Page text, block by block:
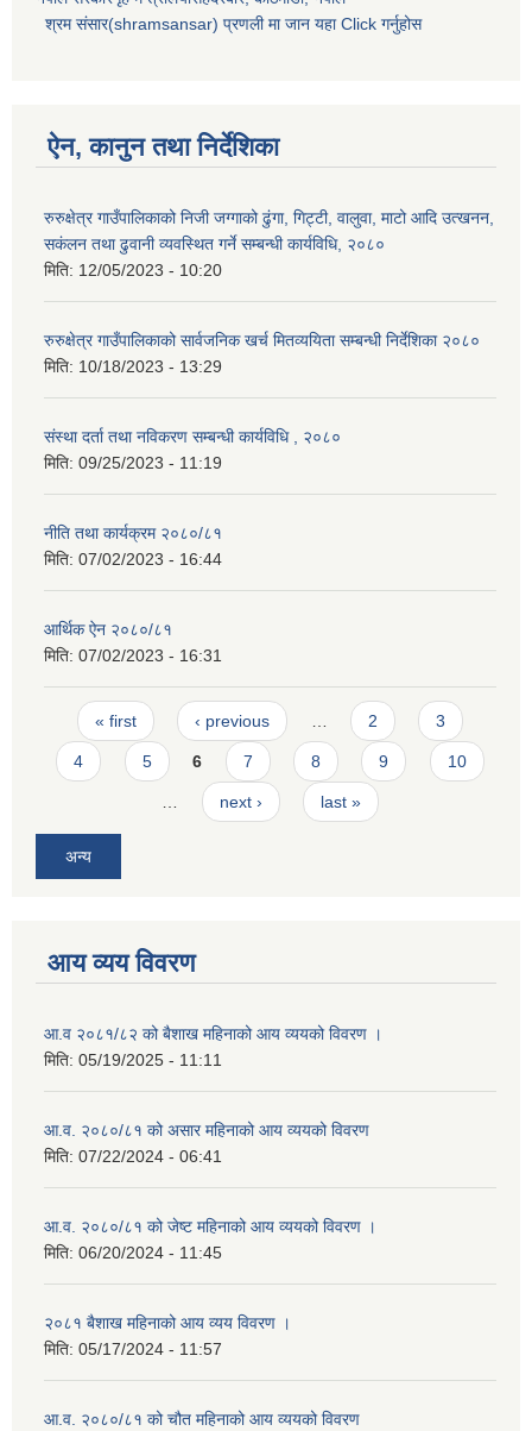
श्रम संसार(shramsansar) प्रणली मा जान यहा Click गर्नुहोस
ऐन, कानुन तथा निर्देशिका
रुरुक्षेत्र गाउँपालिकाको निजी जग्गाको ढुंगा, गिट्टी, वालुवा, माटो आदि उत्खनन,
सकंलन तथा ढुवानी व्यवस्थित गर्ने सम्बन्धी कार्यविधि, २०८०
मिति: 12/05/2023 - 10:20
रुरुक्षेत्र गाउँपालिकाको सार्वजनिक खर्च मितव्ययिता सम्बन्धी निर्देशिका २०८०
मिति: 10/18/2023 - 13:29
संस्था दर्ता तथा नविकरण सम्बन्धी कार्यविधि , २०८०
मिति: 09/25/2023 - 11:19
नीति तथा कार्यक्रम २०८०/८१
मिति: 07/02/2023 - 16:44
आर्थिक ऐन २०८०/८१
मिति: 07/02/2023 - 16:31
Pages
« first ‹ previous 2 3
4 5 6 7 8 9 10
next › last »
अन्य
आय व्यय विवरण
आ.व २०८१/८२ को बैशाख महिनाको आय व्ययको विवरण ।
मिति: 05/19/2025 - 11:11
आ.व. २०८०/८१ को असार महिनाको आय व्ययको विवरण
मिति: 07/22/2024 - 06:41
आ.व. २०८०/८१ को जेष्ट महिनाको आय व्ययको विवरण ।
मिति: 06/20/2024 - 11:45
२०८१ बैशाख महिनाको आय व्यय विवरण ।
मिति: 05/17/2024 - 11:57
आ.व. २०८०/८१ को चौत महिनाको आय व्ययको विवरण